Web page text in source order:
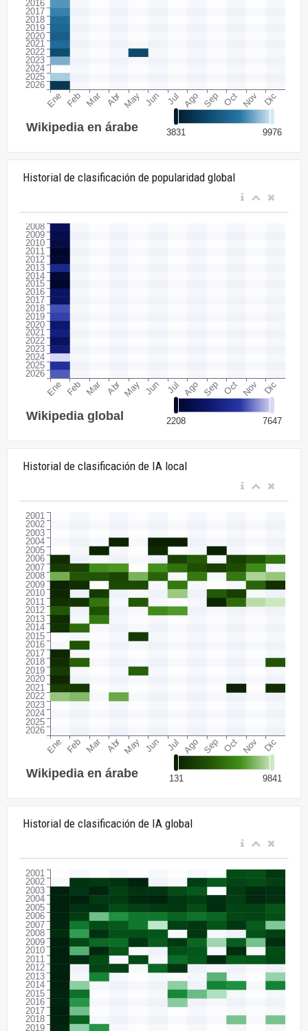
Historial de clasificación de popularidad global
Historial de clasificación de IA local
Historial de clasificación de IA global